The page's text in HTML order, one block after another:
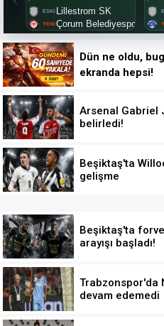
Lillestrom SK
Çorum Belediyespor
Dün ne oldu,
ekranda hepsi!
Arsenal Gabriel
belirledi!
Beşiktaş'ta
gelişme
Beşiktaş'ta
arayışı başladı!
Trabzonspor'da
devam edemedi